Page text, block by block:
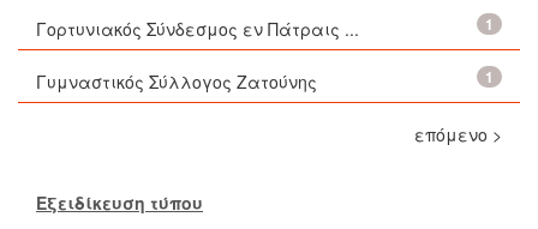
1
Γορτυνιακός Σύνδεσμος εν Πάτραις ...
1
Γυμναστικός Σύλλογος Ζατούνης
επόμενο >
Εξειδίκευση τύπου